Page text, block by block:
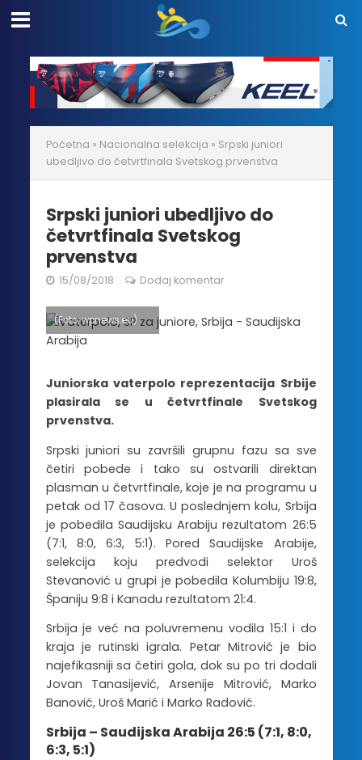
Početna » Nacionalna selekcija » Srpski juniori
ubedljivo do četvrtfinala Svetskog prvenstva
Srpski juniori ubedljivo do
četvrtfinala Svetskog
prvenstva
15/08/2018 Dodaj komentar
(Foto: wpnews.eu)
Juniorska vaterpolo reprezentacija Srbije
plasirala se u četvrtfinale Svetskog
prvenstva.
Srpski juniori su završili grupnu fazu sa sve
četiri pobede i tako su ostvarili direktan
plasman u četvrtfinale, koje je na programu u
petak od 17 časova. U poslednjem kolu, Srbija
je pobedila Saudijsku Arabiju rezultatom 26:5
(7:1, 8:0, 6:3, 5:1). Pored Saudijske Arabije,
selekcija koju predvodi selektor Uroš
Stevanović u grupi je pobedila Kolumbiju 19:8,
Španiju 9:8 i Kanadu rezultatom 21:4.
Srbija je već na poluvremenu vodila 15:1 i do
kraja je rutinski igrala. Petar Mitrović je bio
najefikasniji sa četiri gola, dok su po tri dodali
Jovan Tanasijević, Arsenije Mitrović, Marko
Banović, Uroš Marić i Marko Radović.
Srbija – Saudijska Arabija 26:5 (7:1, 8:0,
6:3, 5:1)